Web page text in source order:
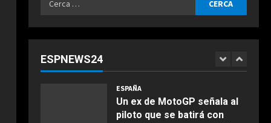
ESPNEWS24
1
ESPAÑA
Un ex de MotoGP señala al
piloto que se batirá con
COCINA
Ensalada de espinacas
deliciosa
Maggio 28, 2026